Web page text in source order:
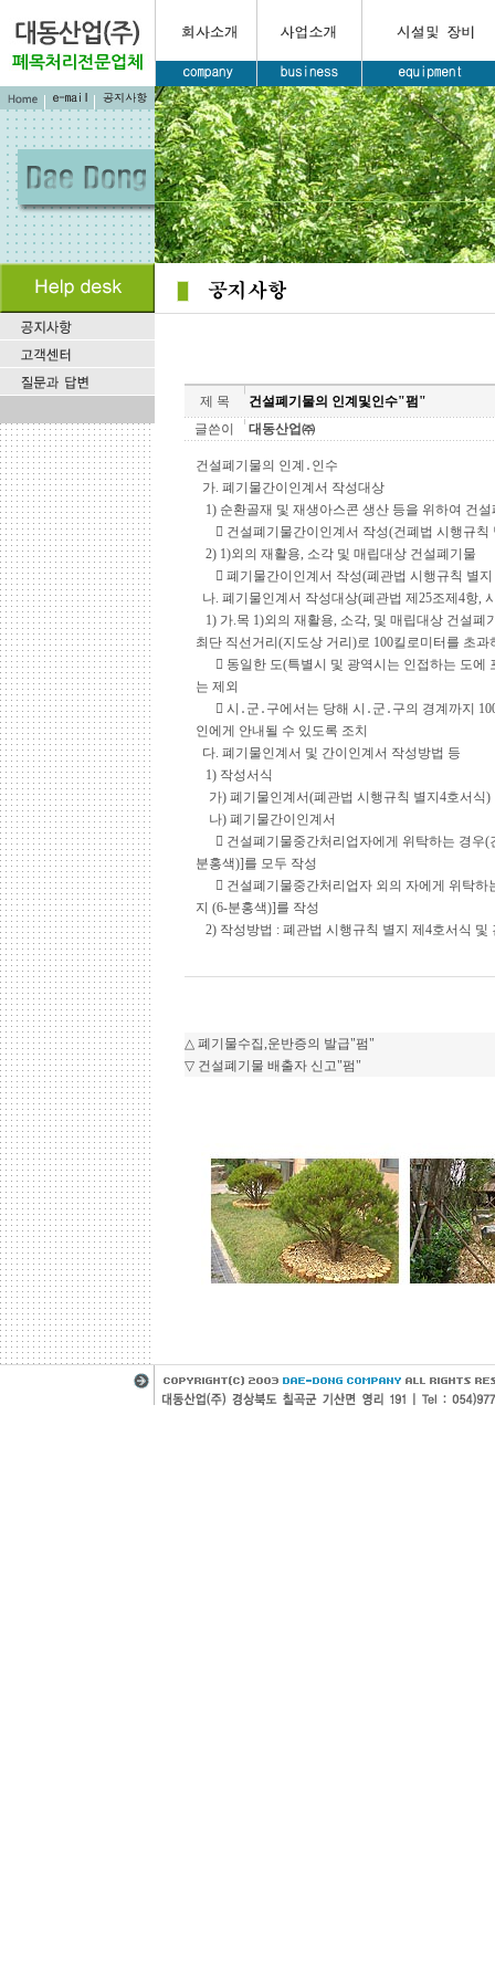
제 목
건설폐기물의 인계및인수"펌"
글쓴이
대동산업㈜
건설폐기물의 인계․인수
가. 폐기물간이인계서 작성대상
1) 순환골재 및 재생아스콘 생산 등을 위하여 건
 건설폐기물간이인계서 작성(건폐법 시행규칙
2) 1)외의 재활용, 소각 및 매립대상 건설폐기물
 폐기물간이인계서 작성(폐관법 시행규칙 별지
나. 폐기물인계서 작성대상(폐관법 제25조제4항,
1) 가.목 1)외의 재활용, 소각, 및 매립대상 건설폐
최단 직선거리(지도상 거리)로 100킬로미터를 초
 동일한 도(특별시 및 광역시는 인접하는 도에
는 제외
 시․군․구에서는 당해 시․군․구의 경계까지
인에게 안내될 수 있도록 조치
다. 폐기물인계서 및 간이인계서 작성방법 등
1) 작성서식
가) 폐기물인계서(폐관법 시행규칙 별지4호서식)
나) 폐기물간이인계서
 건설폐기물중간처리업자에게 위탁하는 경우(
분홍색)]를 모두 작성
 건설폐기물중간처리업자 외의 자에게 위탁하
지 (6-분홍색)]를 작성
2) 작성방법 : 폐관법 시행규칙 별지 제4호서식
△ 폐기물수집,운반증의 발급"펌"
▽ 건설폐기물 배출자 신고"펌"